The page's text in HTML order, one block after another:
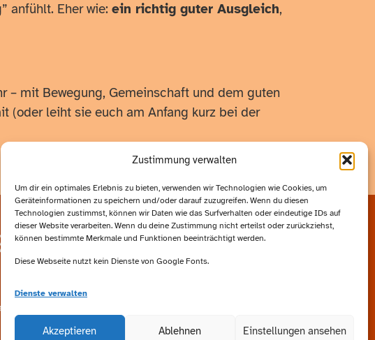
Zustimmung verwalten
Um dir ein optimales Erlebnis zu bieten, verwenden wir Technologien wie Cookies, um
Geräteinformationen zu speichern und/oder darauf zuzugreifen. Wenn du diesen
Technologien zustimmst, können wir Daten wie das Surfverhalten oder eindeutige IDs auf
dieser Website verarbeiten. Wenn du deine Zustimmung nicht erteilst oder zurückziehst,
können bestimmte Merkmale und Funktionen beeinträchtigt werden.
Diese Webseite nutzt kein Dienste von Google Fonts.
Dienste verwalten
Akzeptieren Ablehnen Einstellungen ansehen
anfühlt. Eher wie: ein richtig guter Ausgleich,
– mit Bewegung, Gemeinschaft und dem guten
(oder leiht sie euch am Anfang kurz bei der
Links:
Facebook